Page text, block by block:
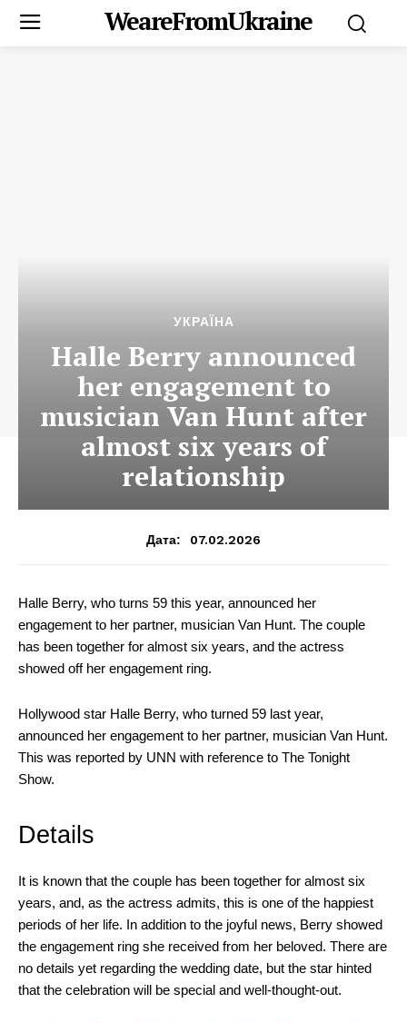
WeareFromUkraine
УКРАЇНА
Halle Berry announced
her engagement to
musician Van Hunt after
almost six years of
relationship
Дата: 07.02.2026
Halle Berry, who turns 59 this year, announced her
engagement to her partner, musician Van Hunt. The couple
has been together for almost six years, and the actress
showed off her engagement ring.
Hollywood star Halle Berry, who turned 59 last year,
announced her engagement to her partner, musician Van Hunt.
This was reported by UNN with reference to The Tonight
Show.
Details
It is known that the couple has been together for almost six
years, and, as the actress admits, this is one of the happiest
periods of her life. In addition to the joyful news, Berry showed
the engagement ring she received from her beloved. There are
no details yet regarding the wedding date, but the star hinted
that the celebration will be special and well-thought-out.